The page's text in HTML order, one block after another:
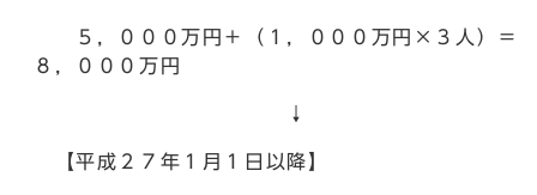
５，０００万円＋（１，０００万円×３人）＝
８，０００万円
↓
【平成２７年１月１日以降】